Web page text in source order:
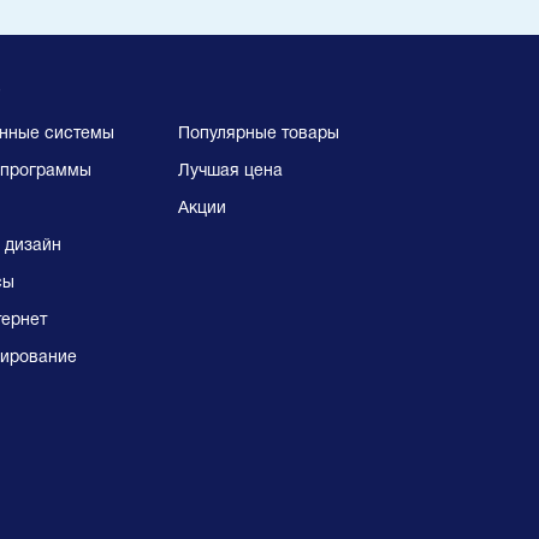
системы
дизайн
Популярные товары
Лучшая цена
Акции